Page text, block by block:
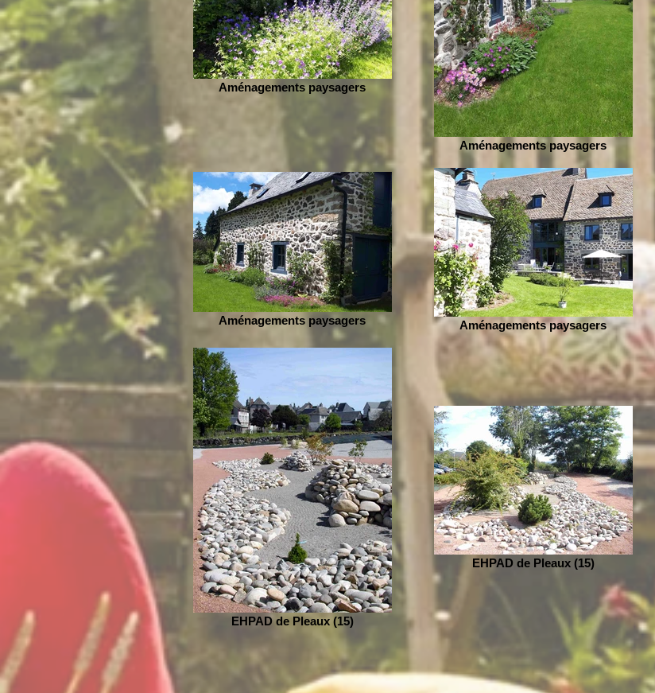
Aménagements paysagers
Aménagements paysagers
Aménagements paysagers Aménagements paysagers
EHPAD de Pleaux (15)
EHPAD de Pleaux (15)